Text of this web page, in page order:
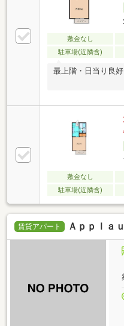
敷金なし
駐車場(近隣含)
最上階・日当り良好
敷金なし
駐車場(近隣含)
賃貸アパート Ａｐｐｌａ